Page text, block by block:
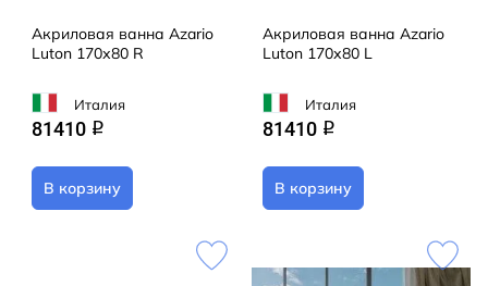
Акриловая ванна Azario
Luton 170х80 R
Италия
81410 q
В корзину
Акриловая ванна Azario
Luton 170х80 L
Италия
81410 q
В корзину